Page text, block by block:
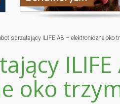
sprzątający ILIFE A8 – elektroniczne oko
ILIFE
oko